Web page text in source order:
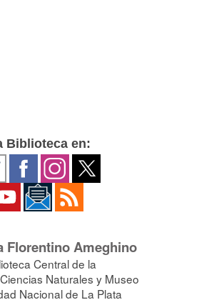
Biblioteca en:
Florentino Ameghino
Central de la
Naturales y Museo
Nacional de La Plata